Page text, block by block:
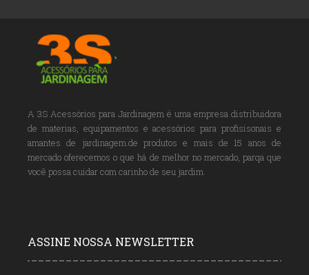
A 3S Acessórios para Jardinagem é uma empresa distribuidora
de materias, equipamentos e acessórios para profisisonais e
amantes de jardinagem.de produtos e mais de 15 anos de
mercado oferecemos o que há de melhor no mercado, parqa que
você possa cuidar com carinho de seu jardim.
ASSINE NOSSA NEWSLETTER